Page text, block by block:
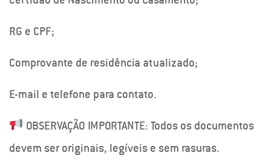
RG e CPF;
Comprovante de residência atualizado;
E-mail e telefone para contato.
OBSERVAÇÃO IMPORTANTE: Todos os documentos
devem ser originais, legíveis e sem rasuras.